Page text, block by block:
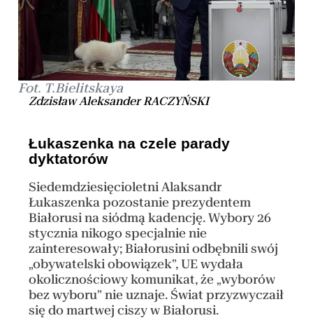
Fot. T.Bielitskaya
Zdzisław Aleksander RACZYŃSKI
Łukaszenka na czele parady
dyktatorów
Siedemdziesięcioletni Alaksandr
Łukaszenka pozostanie prezydentem
Białorusi na siódmą kadencję. Wybory 26
stycznia nikogo specjalnie nie
zainteresowały; Białorusini odbębnili swój
„obywatelski obowiązek”, UE wydała
okolicznościowy komunikat, że „wyborów
bez wyboru” nie uznaje. Świat przyzwyczaił
się do martwej ciszy w Białorusi.